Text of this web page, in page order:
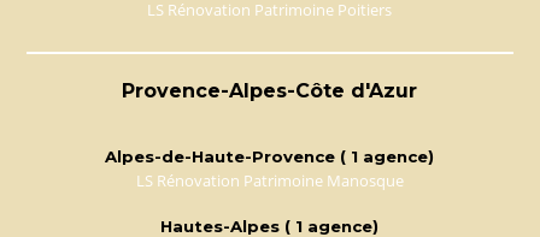
LS Rénovation Patrimoine Poitiers
Provence-Alpes-Côte d'Azur
Alpes-de-Haute-Provence ( 1 agence)
LS Rénovation Patrimoine Manosque
Hautes-Alpes ( 1 agence)